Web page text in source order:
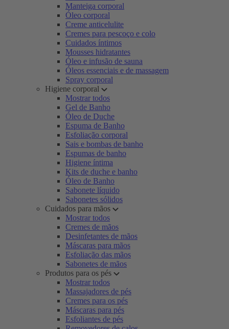
Manteiga corporal
Óleo corporal
Creme anticelulite
Cremes para pescoço e colo
Cuidados íntimos
Mousses hidratantes
Óleo e infusão de sauna
Óleos essenciais e de massagem
Spray corporal
Higiene corporal
Mostrar todos
Gel de Banho
Óleo de Duche
Espuma de Banho
Esfoliação corporal
Sais e bombas de banho
Espumas de banho
Higiene íntima
Kits de duche e banho
Óleo de Banho
Sabonete líquido
Sabonetes sólidos
Cuidados para mãos
Mostrar todos
Cremes de mãos
Desinfetantes de mãos
Máscaras para mãos
Esfoliação das mãos
Sabonetes de mãos
Produtos para os pés
Mostrar todos
Massajadores de pés
Cremes para os pés
Máscaras para pés
Esfoliantes de pés